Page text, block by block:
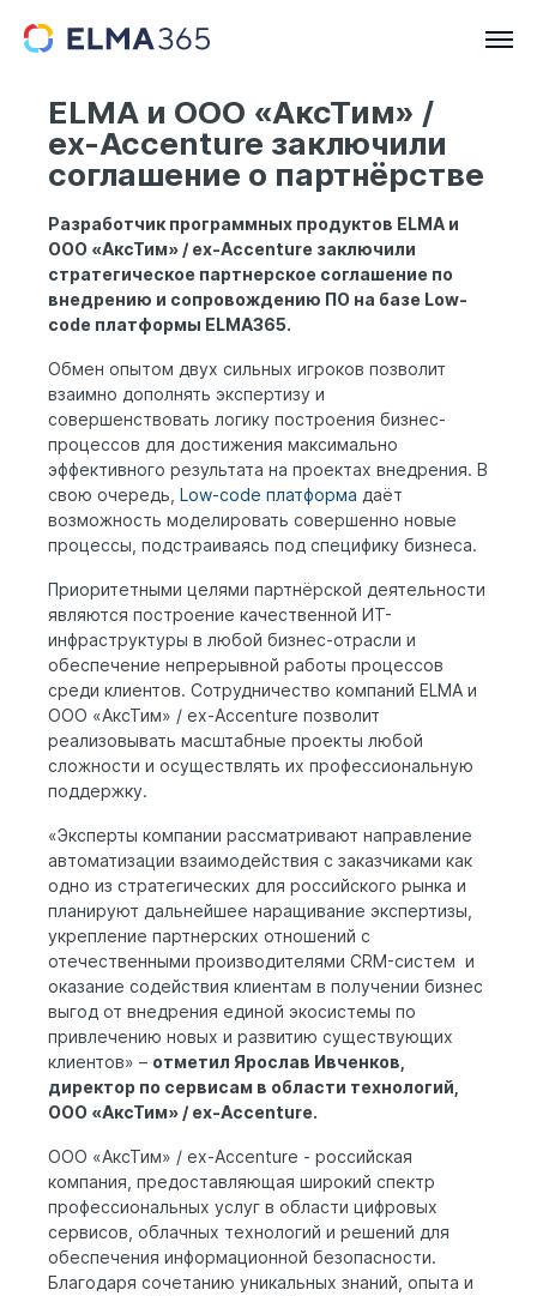
ELMA и ООО «АксТим» /
ex-Accenture заключили
соглашение о партнёрстве
Разработчик программных продуктов ELMA и
ООО «АксТим» / ex-Accenture заключили
стратегическое партнерское соглашение по
внедрению и сопровождению ПО на базе Low-
code платформы ELMA365.
Обмен опытом двух сильных игроков позволит
взаимно дополнять экспертизу и
совершенствовать логику построения бизнес-
процессов для достижения максимально
эффективного результата на проектах внедрения. В
свою очередь, Low-code платформа даёт
возможность моделировать совершенно новые
процессы, подстраиваясь под специфику бизнеса.
Приоритетными целями партнёрской деятельности
являются построение качественной ИТ-
инфраструктуры в любой бизнес-отрасли и
обеспечение непрерывной работы процессов
среди клиентов. Сотрудничество компаний ELMA и
ООО «АксТим» / ex-Accenture позволит
реализовывать масштабные проекты любой
сложности и осуществлять их профессиональную
поддержку.
«Эксперты компании рассматривают направление
автоматизации взаимодействия с заказчиками как
одно из стратегических для российского рынка и
планируют дальнейшее наращивание экспертизы,
укрепление партнерских отношений с
отечественными производителями CRM-систем и
оказание содействия клиентам в получении бизнес
выгод от внедрения единой экосистемы по
привлечению новых и развитию существующих
клиентов» – отметил Ярослав Ивченков,
директор по сервисам в области технологий,
ООО «АксТим» / ex-Accenture.
ООО «АксТим» / ex-Accenture - российская
компания, предоставляющая широкий спектр
профессиональных услуг в области цифровых
сервисов, облачных технологий и решений для
обеспечения информационной безопасности.
Благодаря сочетанию уникальных знаний, опыта и